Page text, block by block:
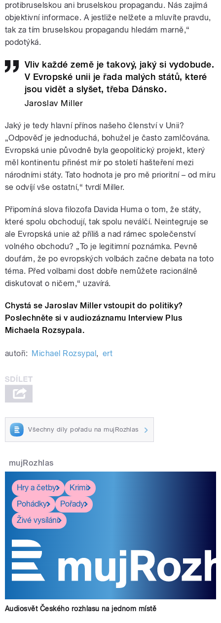
protibruselskou ani bruselskou propagandu. Nás zajímá
objektivní informace. A jestliže nelžete a mluvíte pravdu,
tak za tím bruselskou propagandu hledám marně,“
podotýká.
Vliv každé země je takový, jaký si vydobude.
V Evropské unii je řada malých států, které
jsou vidět a slyšet, třeba Dánsko.
Jaroslav Miller
Jaký je tedy hlavní přínos našeho členství v Unii?
„Odpověď je jednoduchá, bohužel je často zamlčována.
Evropská unie původně byla geopolitický projekt, který
měl kontinentu přinést mír po století hašteření mezi
národními státy. Tato hodnota je pro mě prioritní – od míru
se odvíjí vše ostatní,“ tvrdí Miller.
Připomíná slova filozofa Davida Huma o tom, že státy,
které spolu obchodují, tak spolu neválčí. Neintegruje se
ale Evropská unie až příliš a nad rámec společenství
volného obchodu? „To je legitimní poznámka. Pevně
doufám, že po evropských volbách začne debata na toto
téma. Před volbami dost dobře nemůžete racionálně
diskutovat o ničem,“ uzavírá.
Chystá se Jaroslav Miller vstoupit do politiky?
Poslechněte si v audiozáznamu Interview Plus
Michaela Rozsypala.
autoři: Michael Rozsypal , ert
Všechny díly pořadu na mujRozhlas
mujRozhlas
Hry a četby
Krimi
Pohádky
Pořady
Živé vysílání
Audiosvět Českého rozhlasu na jednom místě